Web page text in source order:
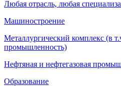
Любая отрасль, любая
Машиностроение
Металлургический комплекс (в
промышленность)
Нефтяная и нефтегазовая
Образование